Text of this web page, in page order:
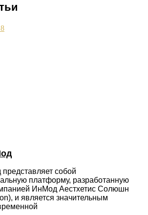
собой
платформу, разработанную
ИнМод Аестхетис Солюшн
и является значительным